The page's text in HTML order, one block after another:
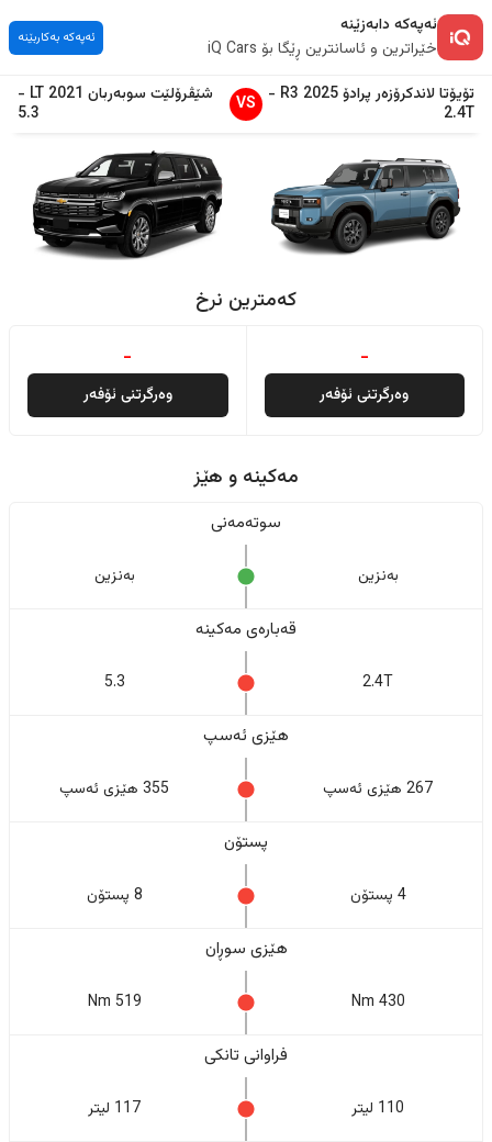
ئەپەکە دابەزێنە
خێراترین و ئاسانترین ڕێگا بۆ iQ Cars
ئەپەکە بەکاربێنە
تۆیۆتالاندكرۆزەر پرادۆ2025
R3
-
2.4T
VS شێڤرۆلێت سوبەربان 2021
LT
-
5.3
کەمترین نرخ
-
وەرگرتنی ئۆفەر
-
وەرگرتنی ئۆفەر
مەکینە و هێز
سوتەمەنی
بەنزین بەنزین
قەبارەی مەکینە
2.4T
5.3
هێزی ئەسپ
267 هێزی ئەسپ 355 هێزی ئەسپ
پستۆن
4 پستۆن 8 پستۆن
هێزی سوڕان
430 Nm
519 Nm
فراوانی تانکی
110 لیتر 117 لیتر